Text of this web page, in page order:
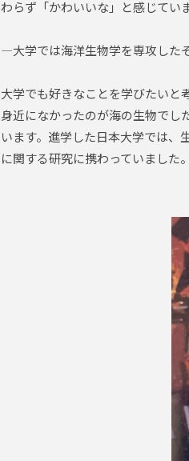
わらず「かわいいな」と感じてい
―大学では海洋生物学を専攻した
大学でも好きなことを学びたいと
身近になかったのが海の生物でし
います。進学した日本大学では
に関する研究に携わっていました。